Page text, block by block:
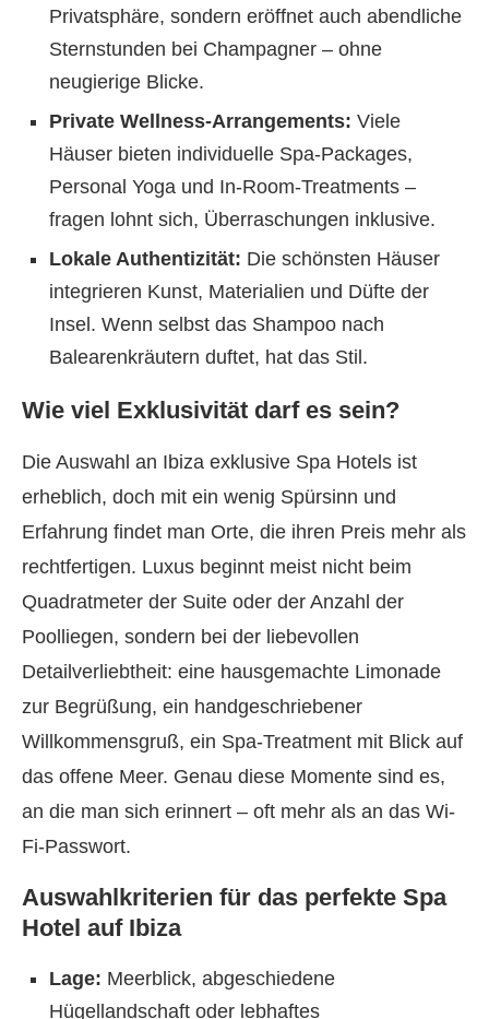
Privatsphäre, sondern eröffnet auch abendliche
Sternstunden bei Champagner – ohne
neugierige Blicke.
Private Wellness-Arrangements: Viele
Häuser bieten individuelle Spa-Packages,
Personal Yoga und In-Room-Treatments –
fragen lohnt sich, Überraschungen inklusive.
Lokale Authentizität: Die schönsten Häuser
integrieren Kunst, Materialien und Düfte der
Insel. Wenn selbst das Shampoo nach
Balearenkräutern duftet, hat das Stil.
Wie viel Exklusivität darf es sein?
Die Auswahl an Ibiza exklusive Spa Hotels ist
erheblich, doch mit ein wenig Spürsinn und
Erfahrung findet man Orte, die ihren Preis mehr als
rechtfertigen. Luxus beginnt meist nicht beim
Quadratmeter der Suite oder der Anzahl der
Poolliegen, sondern bei der liebevollen
Detailverliebtheit: eine hausgemachte Limonade
zur Begrüßung, ein handgeschriebener
Willkommensgruß, ein Spa-Treatment mit Blick auf
das offene Meer. Genau diese Momente sind es,
an die man sich erinnert – oft mehr als an das Wi-
Fi-Passwort.
Auswahlkriterien für das perfekte Spa
Hotel auf Ibiza
Lage: Meerblick, abgeschiedene
Hügellandschaft oder lebhaftes